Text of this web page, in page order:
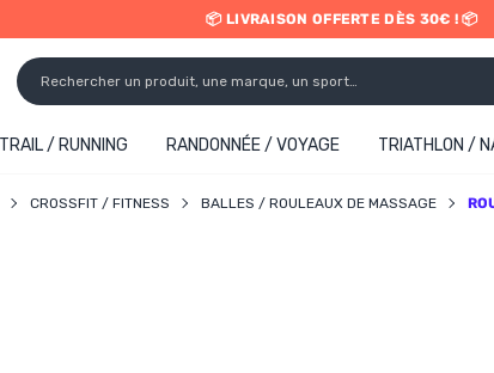
📦 LIVRAISON OFFERTE DÈS 30€ ! 📦
✨ RETRAIT EN MAGASIN GRATUIT
TRAIL / RUNNING RANDONNÉE / VOYAGE TRIATHLON /
CROSSFIT / FITNESS BALLES / ROULEAUX DE MASSAGE